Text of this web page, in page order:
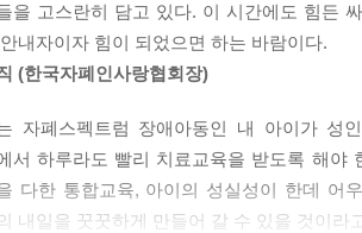
스펙트럼 장애치료의 모범적 치료모델, 통합
전문가회의는 우리보다 먼저 자폐스펙
육을 통합하여 자폐스펙트럼 장애아동
고 이 자료를 바탕으로 추후 치료 계획을
도 치료팀의 일원으로 적극적으로 참여
현실적으로 실현되지 못한 아쉬움이 있었
을 고스란히 담고 있다. 이 시간에도 힘든
내자이자 힘이 되었으면 하는 바람이다.
(한국자폐인사랑협회장)
자폐스펙트럼 장애아동인 내 아이가 성
서 하루라도 빨리 치료교육을 받도록 해야
다한 통합교육, 아이의 성실성이 한데 어
내일을 꿋꿋하게 만들어 갈 수 있을 것이라